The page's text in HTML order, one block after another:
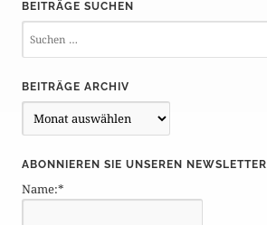
BEITRÄGE SUCHEN
BEITRÄGE ARCHIV
e
t
r
ABONNIEREN SIE UNSEREN NEWSLETTER
Name:*